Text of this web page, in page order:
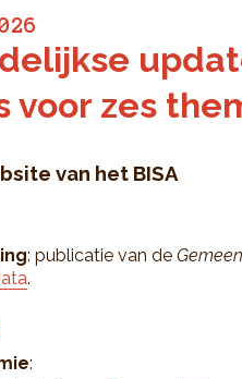
voor zes
van het BISA
: publicatie van de
.
: